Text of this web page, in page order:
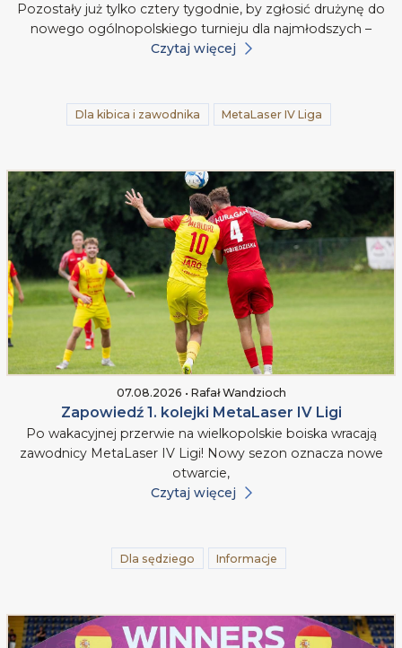
Pozostały już tylko cztery tygodnie, by zgłosić drużynę do
nowego ogólnopolskiego turnieju dla najmłodszych –
Czytaj więcej
Dla kibica i zawodnika MetaLaser IV Liga
07.08.2026 • Rafał Wandzioch
Zapowiedź 1. kolejki MetaLaser IV Ligi
Po wakacyjnej przerwie na wielkopolskie boiska wracają
zawodnicy MetaLaser IV Ligi! Nowy sezon oznacza nowe
otwarcie,
Czytaj więcej
Dla sędziego Informacje